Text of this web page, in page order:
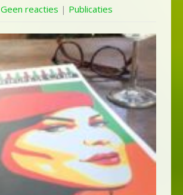
Geen reacties | Publicaties